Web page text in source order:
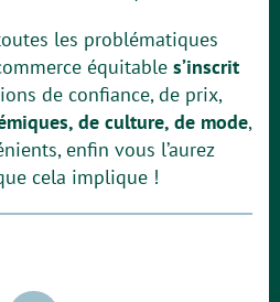
les problématiques
équitable s’inscrit
de confiance, de prix,
de culture, de mode,
enfin vous l’aurez
cela implique !